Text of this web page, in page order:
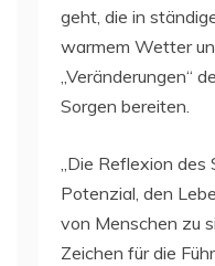
geht, die in
warmem Wetter
„Veränderungen“
Sorgen bereiten.
„Die Reflexion des
Potenzial, den
von Menschen zu
Zeichen für die